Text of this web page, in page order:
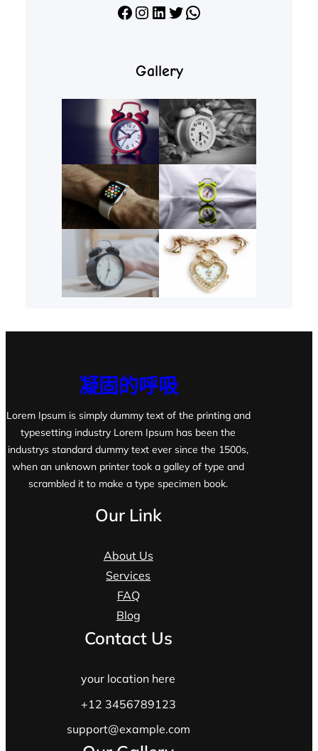
Facebook Instagram LinkedIn X WhatsApp
Gallery
凝固的呼吸
Lorem Ipsum is simply dummy text of the printing and
typesetting industry Lorem Ipsum has been the
industrys standard dummy text ever since the 1500s,
when an unknown printer took a galley of type and
scrambled it to make a type specimen book.
Our Link
About Us
Services
FAQ
Blog
Contact Us
your location here
+12 3456789123
support@example.com